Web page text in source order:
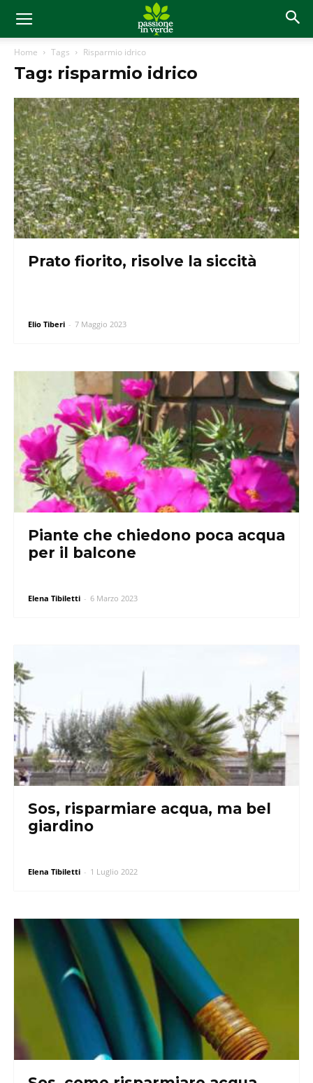
Home Tags Risparmio idrico
Tag: risparmio idrico
Prato fiorito, risolve la siccità
Elio Tiberi - 7 Maggio 2023
Piante che chiedono poca acqua
per il balcone
Elena Tibiletti - 6 Marzo 2023
Sos, risparmiare acqua, ma bel
giardino
Elena Tibiletti - 1 Luglio 2022